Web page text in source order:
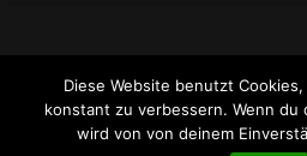
Diese Website benutzt
konstant zu verbessern. Wenn
wird von von deinem